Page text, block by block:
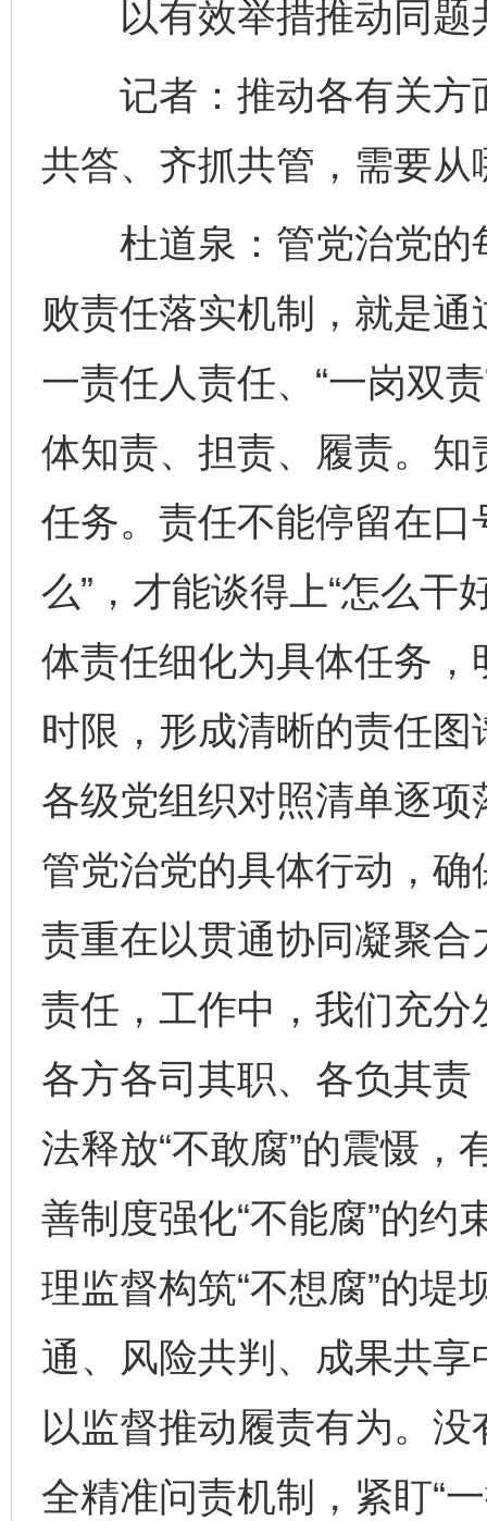
以有效举措推动同题
记者：推动各有关方
共答、齐抓共管，需要从
杜道泉：管党治党的
败责任落实机制，就是
一责任人责任、“一岗双
体知责、担责、履责。
任务。责任不能停留在口
么”，才能谈得上“怎么干
体责任细化为具体任务
时限，形成清晰的责任
各级党组织对照清单逐项
管党治党的具体行动，
责重在以贯通协同凝聚
责任，工作中，我们充
各方各司其职、各负其
法释放“不敢腐”的震慑，
善制度强化“不能腐”的约
理监督构筑“不想腐”的堤
通、风险共判、成果共
以监督推动履责有为。
全精准问责机制，紧盯“